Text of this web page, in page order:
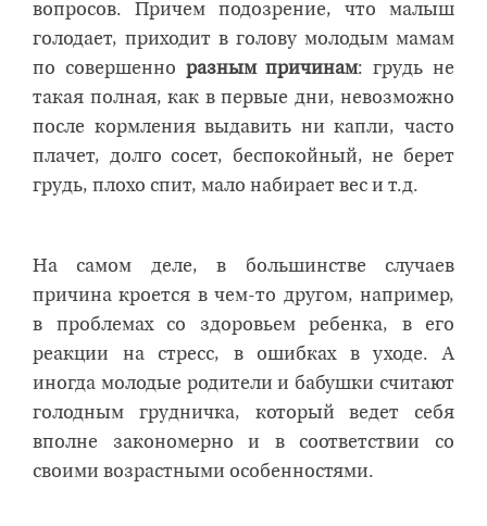
вопросов. Причем подозрение, что малыш
голодает, приходит в голову молодым мамам
по совершенно разным причинам: грудь не
такая полная, как в первые дни, невозможно
после кормления выдавить ни капли, часто
плачет, долго сосет, беспокойный, не берет
грудь, плохо спит, мало набирает вес и т.д.
На самом деле, в большинстве случаев
причина кроется в чем-то другом, например,
в проблемах со здоровьем ребенка, в его
реакции на стресс, в ошибках в уходе. А
иногда молодые родители и бабушки считают
голодным грудничка, который ведет себя
вполне закономерно и в соответствии со
своими возрастными особенностями.